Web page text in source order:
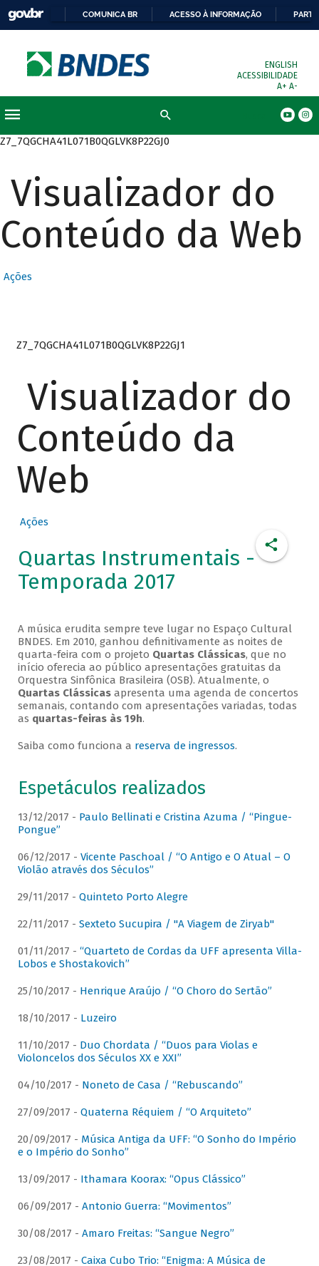
COMUNICA BR ACESSO À INFORMAÇÃO
ENGLISH
ACESSIBILIDADE
A+ A-
Z7_7QGCHA41L071B0QGLVK8P22GJ0
Visualizador do
Conteúdo da Web
Ações
Z7_7QGCHA41L071B0QGLVK8P22GJ1
Visualizador do
Conteúdo da
Web
Ações
Quartas Instrumentais -
Temporada 2017
A música erudita sempre teve lugar no Espaço Cultural
BNDES. Em 2010, ganhou definitivamente as noites de
quarta-feira com o projeto Quartas Clássicas, que no
início oferecia ao público apresentações gratuitas da
Orquestra Sinfônica Brasileira (OSB). Atualmente, o
Quartas Clássicasapresenta uma agenda de concertos
semanais, contando com apresentações variadas, todas
as quartas-feiras às 19h.
Saiba como funciona a reserva de ingressos.
Espetáculos realizados
13/12/2017 - Paulo Bellinati e Cristina Azuma / “Pingue-
Pongue”
06/12/2017 - Vicente Paschoal / “O Antigo e O Atual – O
Violão através dos Séculos”
29/11/2017 - Quinteto Porto Alegre
22/11/2017 - Sexteto Sucupira / "A Viagem de Ziryab"
01/11/2017 - “Quarteto de Cordas da UFF apresenta Villa-
Lobos e Shostakovich”
25/10/2017 - Henrique Araújo / “O Choro do Sertão”
18/10/2017 - Luzeiro
11/10/2017 - Duo Chordata / “Duos para Violas e
Violoncelos dos Séculos XX e XXI”
04/10/2017 - Noneto de Casa / “Rebuscando”
27/09/2017 - Quaterna Réquiem / “O Arquiteto”
20/09/2017 - Música Antiga da UFF: “O Sonho do Império
e o Império do Sonho”
13/09/2017 - Ithamara Koorax: “Opus Clássico”
06/09/2017 - Antonio Guerra: “Movimentos”
30/08/2017 - Amaro Freitas: “Sangue Negro”
23/08/2017 - Caixa Cubo Trio: “Enigma: A Música de